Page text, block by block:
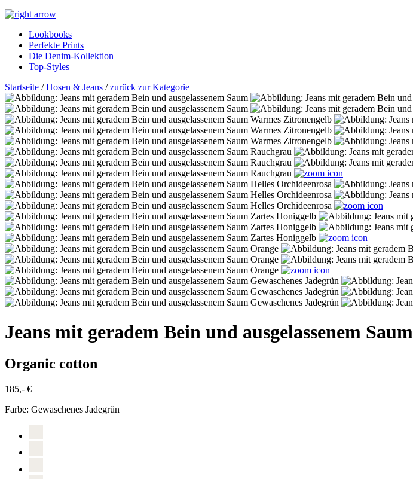
Lookbooks
Perfekte Prints
Die Denim-Kollektion
Top-Styles
Startseite /Hosen & Jeans /zurück zur Kategorie
Jeans mit geradem Bein und ausgelassenem Saum
Organic cotton
185,- €
Farbe: Gewaschenes Jadegrün